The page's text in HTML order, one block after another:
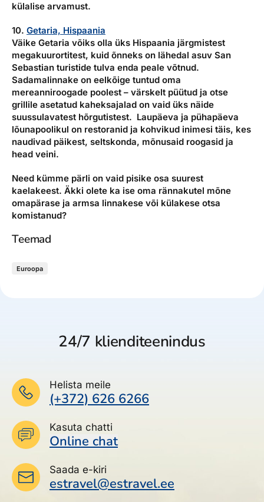
külalise arvamust.
10. Getaria, Hispaania
Väike Getaria võiks olla üks Hispaania järgmistest
megakuurortitest, kuid õnneks on lähedal asuv San
Sebastian turistide tulva enda peale võtnud.
Sadamalinnake on eelkõige tuntud oma
mereanniroogade poolest – värskelt püütud ja otse
grillile asetatud kaheksajalad on vaid üks näide
suussulavatest hõrgutistest. Laupäeva ja pühapäeva
lõunapoolikul on restoranid ja kohvikud inimesi täis, kes
naudivad päikest, seltskonda, mõnusaid roogasid ja
head veini.
Need kümme pärli on vaid pisike osa suurest
kaelakeest. Äkki olete ka ise oma rännakutel mõne
omapärase ja armsa linnakese või külakese otsa
komistanud?
Teemad
Euroopa
24/7 klienditeenindus
Helista meile
(+372) 626 6266
Kasuta chatti
Online chat
Saada e-kiri
estravel@estravel.ee